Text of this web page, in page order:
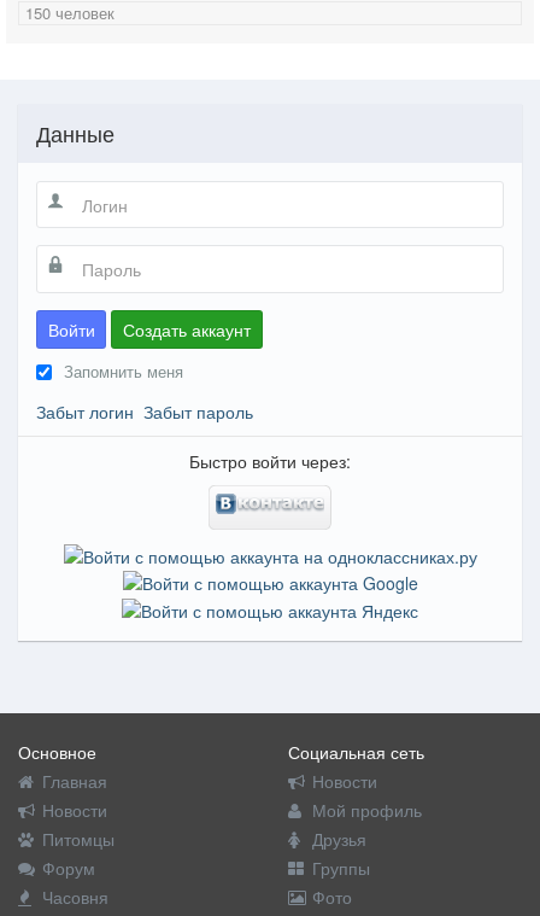
150 человек
Данные
Войти Создать аккаунт
Запомнить меня
Забыт логин Забыт пароль
Быстро войти через:
Основное
Главная
Новости
Питомцы
Форум
Часовня
Социальная сеть
Новости
Мой профиль
Друзья
Группы
Фото